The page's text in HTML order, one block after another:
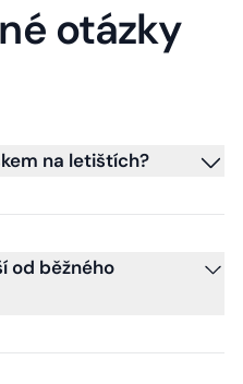
otázky
na letištích?
od běžného